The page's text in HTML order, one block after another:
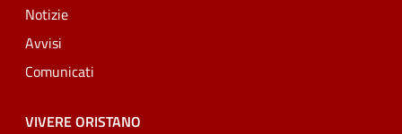
Notizie
Avvisi
Comunicati
VIVERE ORISTANO